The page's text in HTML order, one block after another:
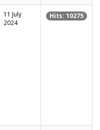
11 July
2024
Hits: 10275